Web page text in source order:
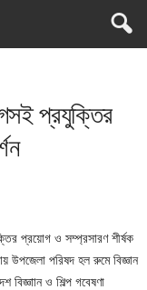
প্রযুক্তির
প্রয়োগ ও সম্প্রসারণ শীর্ষক
উপজেলা পরিষদ হল রুমে বিজ্ঞান
ও শিল্প গবেষণা